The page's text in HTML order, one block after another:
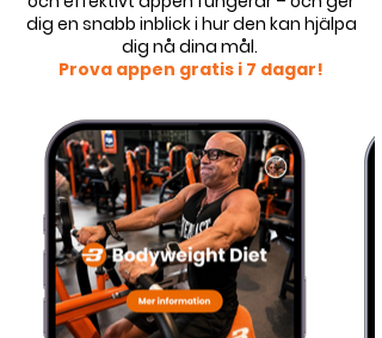
dig en snabb inblick i hur den kan hjälpa
dig nå dina mål.
Prova appen gratis i 7 dagar!